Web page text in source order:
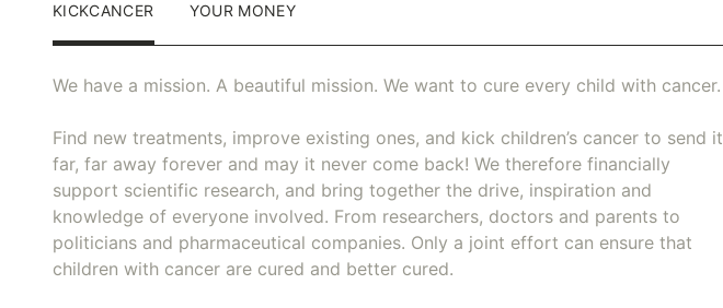
KICKCANCER YOUR MONEY
We have a mission. A beautiful mission. We want to cure every child with cancer.
Find new treatments, improve existing ones, and kick children’s cancer to send it
far, far away forever and may it never come back! We therefore financially
support scientific research, and bring together the drive, inspiration and
knowledge of everyone involved. From researchers, doctors and parents to
politicians and pharmaceutical companies. Only a joint effort can ensure that
children with cancer are cured and better cured.